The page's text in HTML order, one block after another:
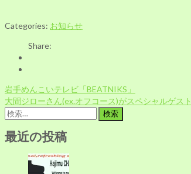
Categories: お知らせ
Share:
投
稿
ナ
ビ
ゲ
ー
岩手めんこいテレビ「BEATNIKS」
大間ジローさん(ex.オフコース)がスペシャルゲスト
検
最近の投稿